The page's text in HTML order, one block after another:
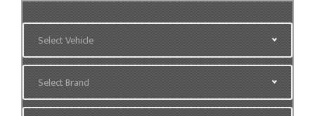
Select Vehicle
Select Brand